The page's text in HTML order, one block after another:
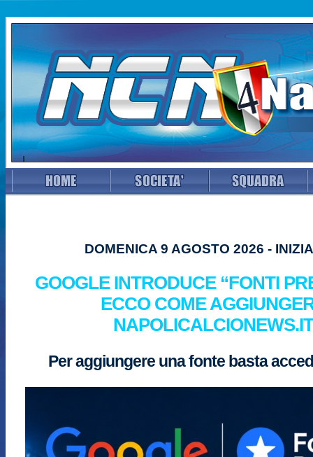
DOMENICA 9 AGOSTO 2026 -
GOOGLE INTRODUCE “FONTI
ECCO COME
NAPOLICALCIONEWS.IT
Per aggiungere una fonte basta